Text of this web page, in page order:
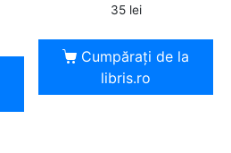
35 lei
Cumpărați de la
libris.ro